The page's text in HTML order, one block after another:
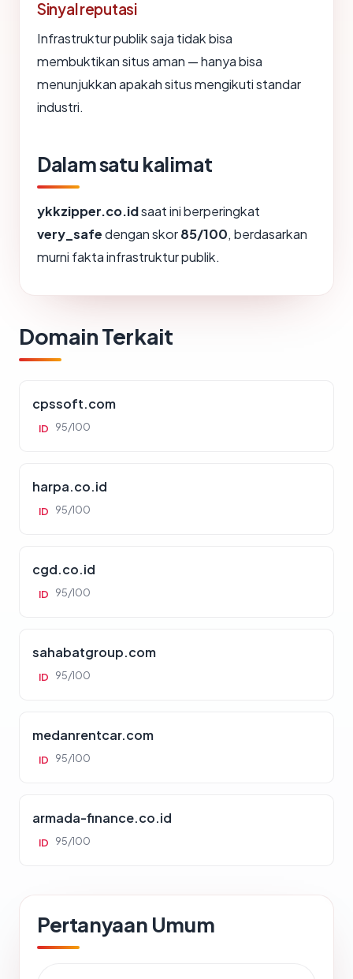
Sinyal reputasi
Infrastruktur publik saja tidak bisa
membuktikan situs aman — hanya bisa
menunjukkan apakah situs mengikuti standar
industri.
Dalam satu kalimat
ykkzipper.co.idsaat ini berperingkat
very_safedengan skor85/100, berdasarkan
murni fakta infrastruktur publik.
Domain Terkait
cpssoft.com
ID 95/100
harpa.co.id
ID 95/100
cgd.co.id
ID 95/100
sahabatgroup.com
ID 95/100
medanrentcar.com
ID 95/100
armada-finance.co.id
ID 95/100
Pertanyaan Umum